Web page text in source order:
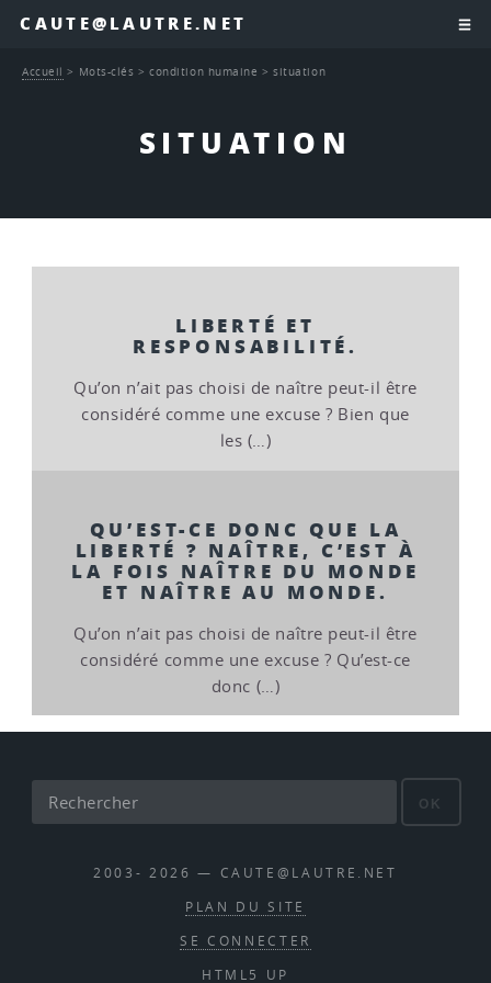
CAUTE@LAUTRE.NET
SITUATION
Accueil > Mots-clés >condition humaine >situation
LIBERTÉ ET
RESPONSABILITÉ.
Qu’on n’ait pas choisi de naître peut-il être
considéré comme une excuse ? Bien que
les (…)
QU’EST-CE DONC QUE LA
LIBERTÉ ? NAÎTRE, C’EST À
LA FOIS NAÎTRE DU MONDE
ET NAÎTRE AU MONDE.
Qu’on n’ait pas choisi de naître peut-il être
considéré comme une excuse ? Qu’est-ce
donc (…)
OK
2003- 2026 — CAUTE@LAUTRE.NET
PLAN DU SITE
SE CONNECTER
HTML5 UP